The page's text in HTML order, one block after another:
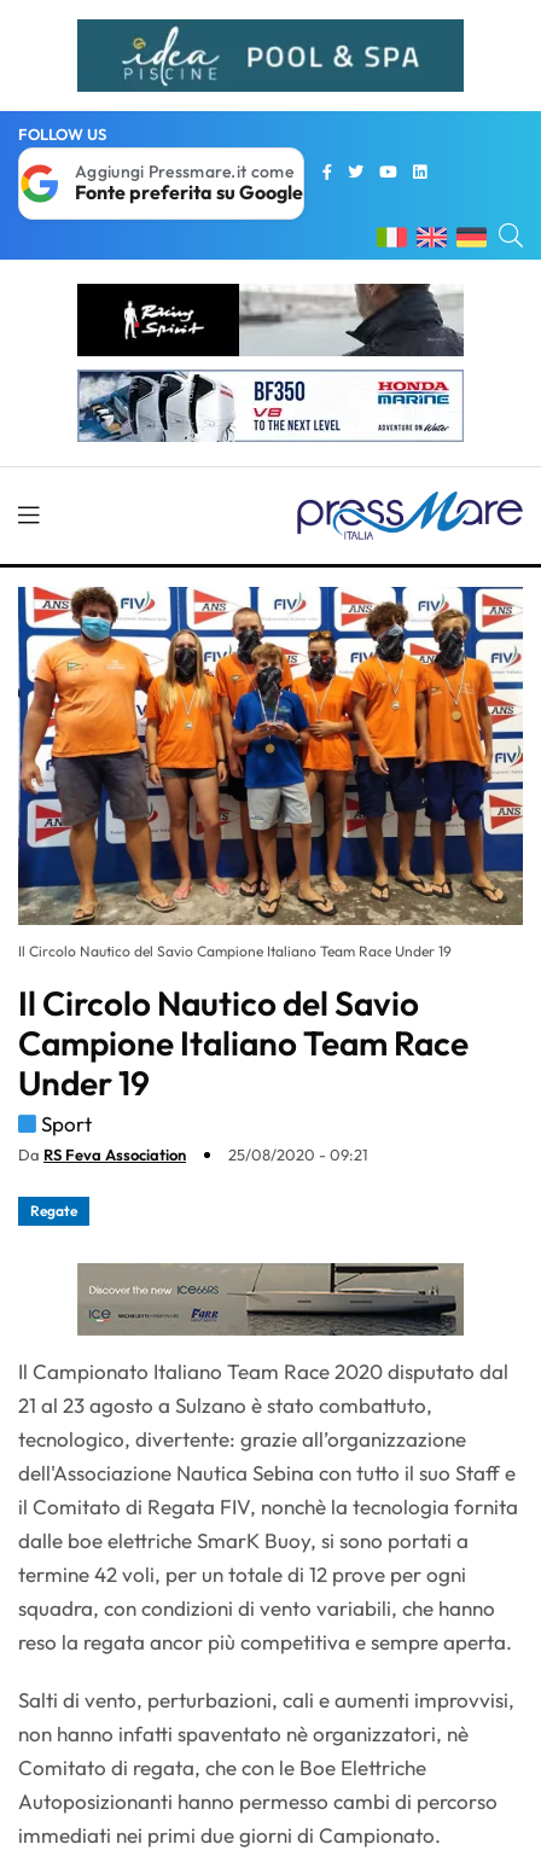
FOLLOW US
Aggiungi Pressmare.it come
Fonte preferita su Google
Il Circolo Nautico del Savio Campione Italiano Team Race Under 19
Il Circolo Nautico del Savio
Campione Italiano Team Race
Under 19
Sport
Da RS Feva Association 25/08/2020 - 09:21
Regate
Il Campionato Italiano Team Race 2020 disputato dal
21 al 23 agosto a Sulzano è stato combattuto,
tecnologico, divertente: grazie all’organizzazione
dell'Associazione Nautica Sebina con tutto il suo Staff e
il Comitato di Regata FIV, nonchè la tecnologia fornita
dalle boe elettriche SmarK Buoy, si sono portati a
termine 42 voli, per un totale di 12 prove per ogni
squadra, con condizioni di vento variabili, che hanno
reso la regata ancor più competitiva e sempre aperta.
Salti di vento, perturbazioni, cali e aumenti improvvisi,
non hanno infatti spaventato nè organizzatori, nè
Comitato di regata, che con le Boe Elettriche
Autoposizionanti hanno permesso cambi di percorso
immediati nei primi due giorni di Campionato.